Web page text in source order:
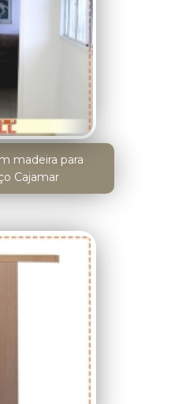
madeira para
Cajamar